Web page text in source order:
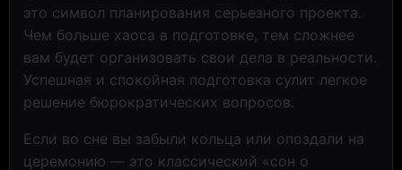
это символ планирования серьезного проекта.
Чем больше хаоса в подготовке, тем сложнее
вам будет организовать свои дела в реальности.
Успешная и спокойная подготовка сулит легкое
решение бюрократических вопросов.
Если во сне вы забыли кольца или опоздали на
церемонию — это классический «сон о